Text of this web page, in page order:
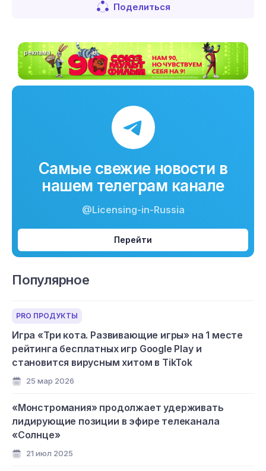
Поделиться
реклама
Самые свежие новости в
нашем телеграм канале
@Licensing-in-Russia
Перейти
Популярное
PRO ПРОДУКТЫ
Игра «Три кота. Развивающие игры» на 1 месте
рейтинга бесплатных игр Google Play и
становится вирусным хитом в TikTok
25 мар 2026
«Монстромания» продолжает удерживать
лидирующие позиции в эфире телеканала
«Солнце»
21 июл 2025